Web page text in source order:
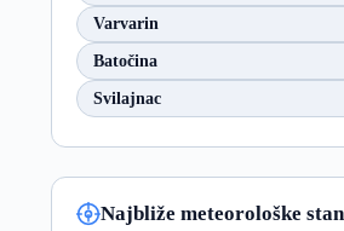
Varvarin
Batočina
Svilajnac
Najbliže meteorološke